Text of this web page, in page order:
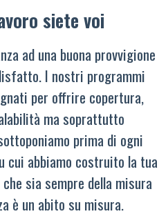
siete voi
ad una buona provvigione
I nostri programmi
per offrire copertura,
ma soprattutto
prima di ogni
cui abbiamo costruito la tua
sia sempre della misura
è un abito su misura.